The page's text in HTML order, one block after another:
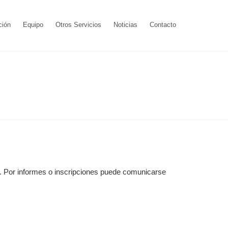
Equipo Otros Servicios Noticias Contacto
informes o inscripciones puede comunicarse